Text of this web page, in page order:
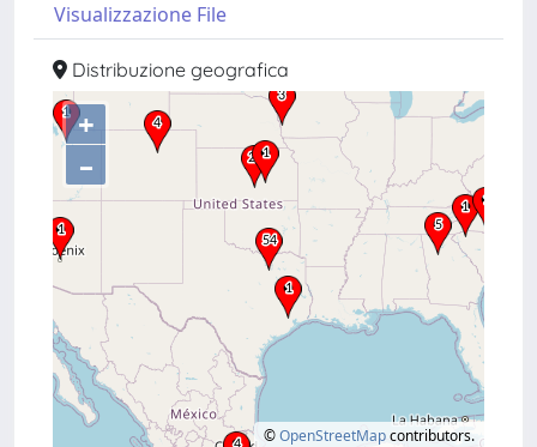
Visualizzazione File
Distribuzione geografica
+
–
©OpenStreetMapcontributors.